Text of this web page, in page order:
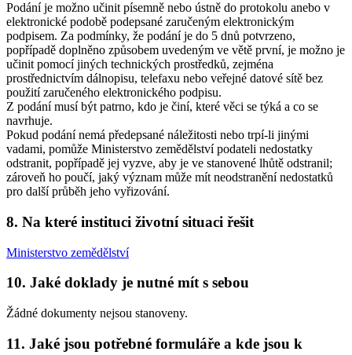
Podání je možno učinit písemně nebo ústně do protokolu anebo v
elektronické podobě podepsané zaručeným elektronickým
podpisem. Za podmínky, že podání je do 5 dnů potvrzeno,
popřípadě doplněno způsobem uvedeným ve větě první, je možno je
učinit pomocí jiných technických prostředků, zejména
prostřednictvím dálnopisu, telefaxu nebo veřejné datové sítě bez
použití zaručeného elektronického podpisu.
Z podání musí být patrno, kdo je činí, které věci se týká a co se
navrhuje.
Pokud podání nemá předepsané náležitosti nebo trpí-li jinými
vadami, pomůže Ministerstvo zemědělství podateli nedostatky
odstranit, popřípadě jej vyzve, aby je ve stanovené lhůtě odstranil;
zároveň ho poučí, jaký význam může mít neodstranění nedostatků
pro další průběh jeho vyřizování.
8. Na které instituci životní situaci řešit
Ministerstvo zemědělství
10. Jaké doklady je nutné mít s sebou
Žádné dokumenty nejsou stanoveny.
11. Jaké jsou potřebné formuláře a kde jsou k